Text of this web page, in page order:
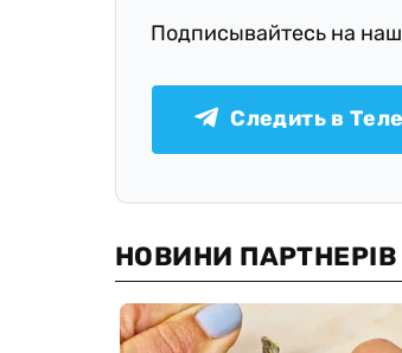
Подписывайтесь на
Следить в